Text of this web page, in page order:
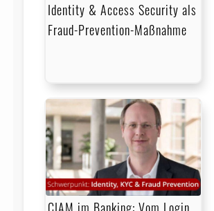
Identity & Access Security als
Fraud-Prevention-Maßnahme